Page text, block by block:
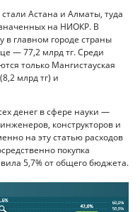
Астана и Алматы, туда
на НИОКР. В
главном городе страны
— 77,2 млрд тг. Среди
только Мангистауская
млрд тг) и
денег в сфере науки —
конструкторов и
на эту статью расходов
покупка
5,7% от общего бюджета.